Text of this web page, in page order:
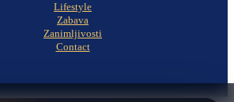
Lifestyle
Zabava
Zanimljivosti
Contact